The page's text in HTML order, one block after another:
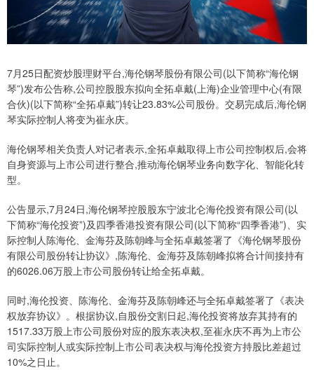
7月25日配资炒股理财平台,海伦钢琴股份有限公司(以下简称“海伦钢
琴”)发布公告称,公司控股股东拟向全拓卓戴(上海)企业管理中心(有限
合伙)(以下简称“全拓卓戴”)转让23.83%公司股份。交易完成后,海伦钢
琴实际控制人将变为崔永庆。
海伦钢琴相关负责人对记者表示,全拓卓戴取得上市公司控制权后,会将
自身资源与上市公司进行整合,推动海伦钢琴业务向数字化、智能化转
型。
公告显示,7月24日,海伦钢琴控股股东宁波北仑海伦投资有限公司(以
下简称“海伦投资”)及四季香港投资有限公司(以下简称“四季香港”)、实
际控制人陈海伦、金海芬及陈朝峰与全拓卓戴签署了《海伦钢琴股份
有限公司股份转让协议》,陈海伦、金海芬及陈朝峰拟将合计间接持有
的6026.06万股上市公司股份转让给全拓卓戴。
同时,海伦投资、陈海伦、金海芬及陈朝峰还与全拓卓戴签署了《表决
权放弃协议》。根据协议,自股份交割日起,海伦投资将放弃其持有的
1517.33万股上市公司股份对应的股东表决权,至崔永庆不再为上市公
司实际控制人或实际控制上市公司表决权与海伦投资方持股比差超过
10%之日止。